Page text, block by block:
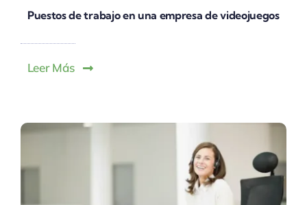
Puestos de trabajo en una empresa de videojuegos
Leer Más